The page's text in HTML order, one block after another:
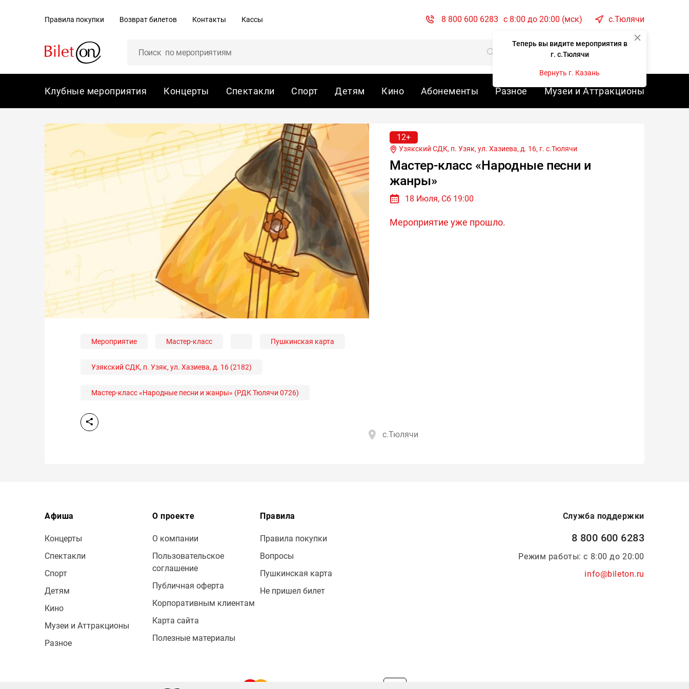
Правила покупки Возврат билетов Контакты Кассы 8 800 600 6283 c 8:00 до 20:00 (мск) с.Тюлячи
Теперь вы видите мероприятия в
г. с.Тюлячи
Вернуть г. Казань
Корзина
Клубные мероприятия Концерты Спектакли Спорт Детям Кино Абонементы Разное Музеи и Аттракционы
12+
Узякский СДК, п. Узяк, ул. Хазиева, д. 16, г. с.Тюлячи
Мастер-класс «Народные песни и
жанры»
18 Июля, Сб 19:00
Мероприятие уже прошло.
Мероприятие Мастер-класс Пушкинская карта
Узякский СДК, п. Узяк, ул. Хазиева, д. 16 (2182)
Мастер-класс «Народные песни и жанры» (РДК Тюлячи 0726)
с.Тюлячи
Афиша
Концерты
Спектакли
Спорт
Детям
Кино
Музеи и Аттракционы
Разное
О проекте
О компании
Пользовательское
соглашение
Публичная оферта
Корпоративным клиентам
Карта сайта
Полезные материалы
Правила
Правила покупки
Вопросы
Пушкинская карта
Не пришел билет
Служба поддержки
8 800 600 6283
Режим работы: с 8:00 до 20:00
info@bileton.ru